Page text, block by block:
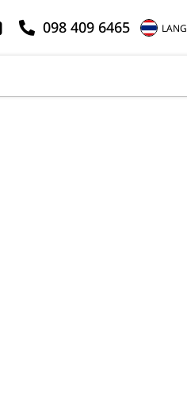
098 409 6465